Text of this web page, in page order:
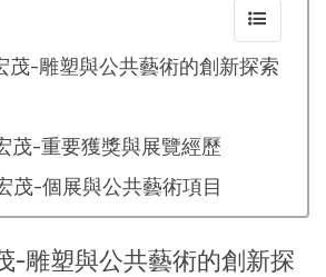
茂-雕塑與公共藝術的創新探索
茂-重要獲獎與展覽經歷
茂-個展與公共藝術項目
-雕塑與公共藝術的創新探